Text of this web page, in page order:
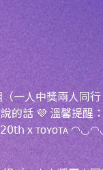
一人中獎兩人同
的話 💜 溫馨提醒
x ᴛᴏʏᴏᴛᴀ